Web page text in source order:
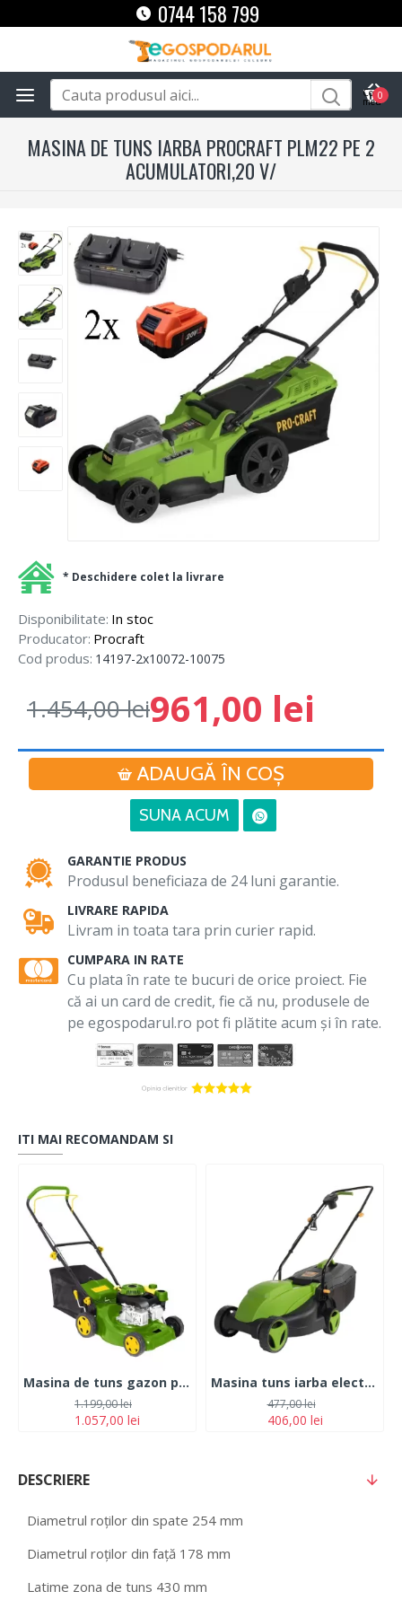
0744 158 799
0
MASINA DE TUNS IARBA PROCRAFT PLM22 PE 2
ACUMULATORI,20 V/
Disponibilitate: In stoc
Producator: Procraft
Cod produs: 14197-2x10072-10075
961,00 lei
1.454,00 lei
ADAUGĂ ÎN COŞ
SUNA ACUM
* Deschidere colet la livrare
GARANTIE PRODUS
Produsul beneficiaza de 24 luni garantie.
LIVRARE RAPIDA
Livram in toata tara prin curier rapid.
CUMPARA IN RATE
Cu plata în rate te bucuri de orice proiect. Fie
că ai un card de credit, fie că nu, produsele de
pe egospodarul.ro pot fi plătite acum și în rate.
ITI MAI RECOMANDAM SI
Masina de tuns gazon pe benzina 2.2 CP, PartnerPro LM-1
1.057,00 lei
1.199,00 lei
Masina tuns iarba electrica Procraft NM1600, 1000W, 3450RPM, latime taiere 320mm, cos 25L
406,00 lei
477,00 lei
DESCRIERE
Diametrul roților din spate 254 mm
Diametrul roților din față 178 mm
Latime zona de tuns 430 mm